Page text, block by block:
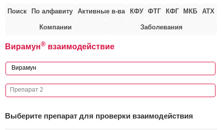
Поиск По алфавиту Активные в-ва КФУ ФТГ КФГ МКБ АТХ
Компании Заболевания
Вирамун® взаимодействие
Выберите препарат для проверки взаимодействия